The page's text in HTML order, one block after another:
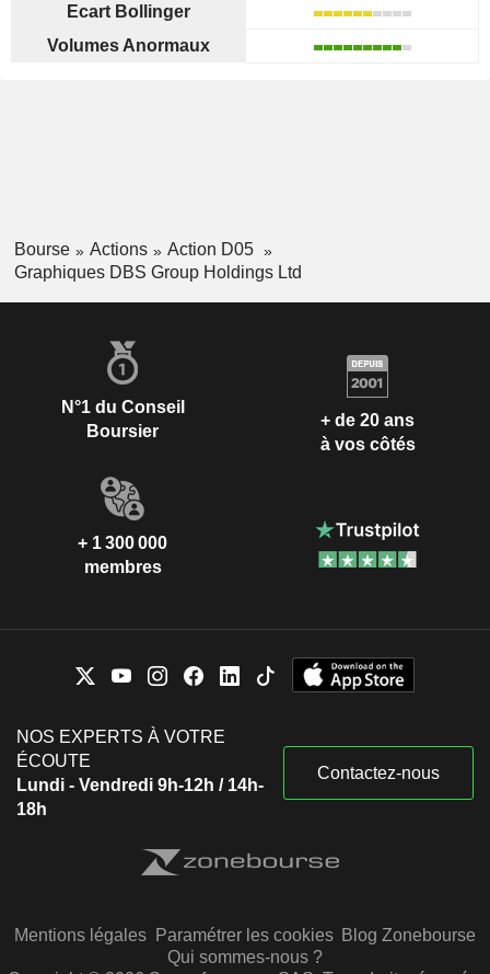
Ecart Bollinger
Volumes Anormaux
Bourse Actions
Action D05
Graphiques DBS Group Holdings Ltd
N°1 du Conseil
Boursier
+ de 20 ans
à vos côtés
+ 1 300 000
membres
NOS EXPERTS À VOTRE
ÉCOUTE
Lundi - Vendredi 9h-12h / 14h-
18h
Contactez-nous
Mentions légales Paramétrer les cookies Blog Zonebourse
Qui sommes-nous ?